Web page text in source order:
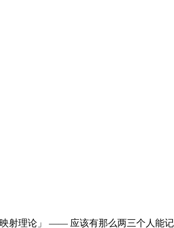
理论」 —— 应该有那么两三个人能记